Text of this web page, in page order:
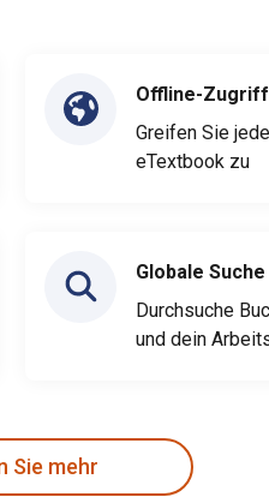
Offline-Zugriff
Greifen Sie
eTextbook zu
Globale Suche
Durchsuche
und dein
Sie mehr